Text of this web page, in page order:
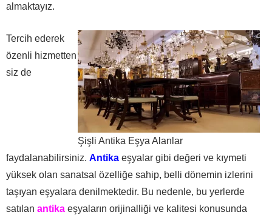
almaktayız.
Şişli Antika Eşya Alanlar
Tercih ederek
özenli hizmetten
siz de
faydalanabilirsiniz. Antika eşyalar gibi değeri ve kıymeti
yüksek olan sanatsal özelliğe sahip, belli dönemin izlerini
taşıyan eşyalara denilmektedir. Bu nedenle, bu yerlerde
satılan antika eşyaların orijinalliği ve kalitesi konusunda